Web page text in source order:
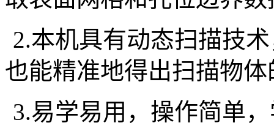
2.本机具有动态扫描技
也能精准地得出扫描物
3.易学易用，操作简单